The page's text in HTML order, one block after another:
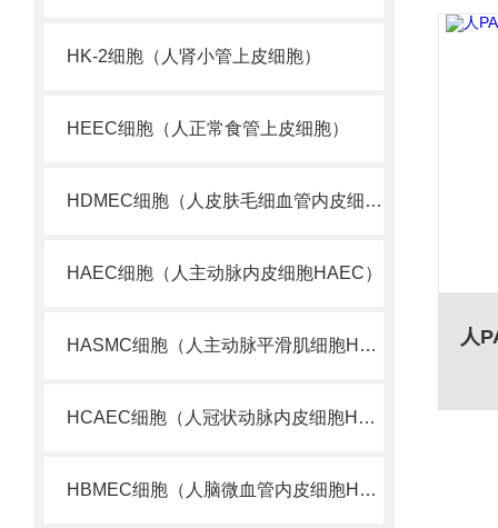
HK-2细胞（人肾小管上皮细胞）
HEEC细胞（人正常食管上皮细胞）
HDMEC细胞（人皮肤毛细血管内皮细胞）
HAEC细胞（人主动脉内皮细胞HAEC）
HASMC细胞（人主动脉平滑肌细胞HASMC）
HCAEC细胞（人冠状动脉内皮细胞HCAEC）
HBMEC细胞（人脑微血管内皮细胞HBMEC）